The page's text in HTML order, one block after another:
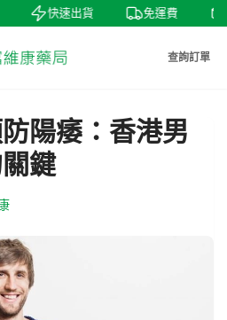
快速出貨 免運費
查詢訂單
陽痿：香港男
鍵